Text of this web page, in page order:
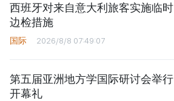
西班牙对来自意大利旅客实施临时
边检措施
国际 2026/8/8 07:49:07
第五届亚洲地方学国际研讨会举行
开幕礼